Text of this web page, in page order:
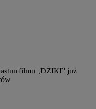
filmu „DZIKI” już